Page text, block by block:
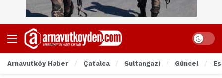
Arnavutköy Haber Çatalca Sultangazi Güncel